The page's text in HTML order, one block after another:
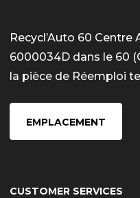
Recycl’Auto 60 Centre
6000034D dans le 60
la pièce de Réemploi
EMPLACEMENT
CUSTOMER SERVICES